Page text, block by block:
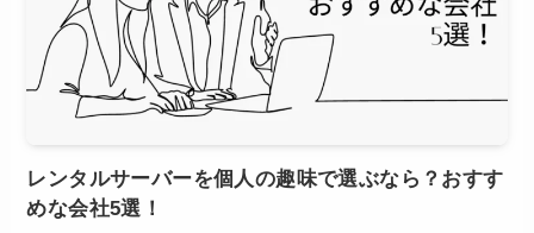
レンタルサーバーを個人の趣味で選ぶなら？おすす
めな会社5選！